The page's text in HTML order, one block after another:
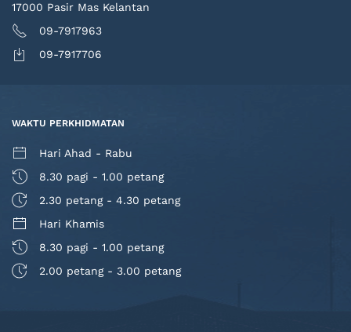
17000 Pasir Mas Kelantan
09-7917963
09-7917706
WAKTU PERKHIDMATAN
Hari Ahad - Rabu
8.30 pagi - 1.00 petang
2.30 petang - 4.30 petang
Hari Khamis
8.30 pagi - 1.00 petang
2.00 petang - 3.00 petang